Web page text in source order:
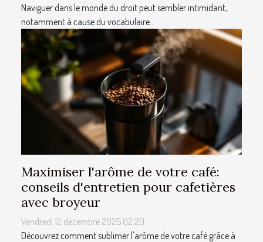
Naviguer dans le monde du droit peut sembler intimidant,
notamment à cause du vocabulaire...
Maximiser l'arôme de votre café:
conseils d'entretien pour cafetières
avec broyeur
Vendredi 12 décembre 2025 02:20
Découvrez comment sublimer l'arôme de votre café grâce à